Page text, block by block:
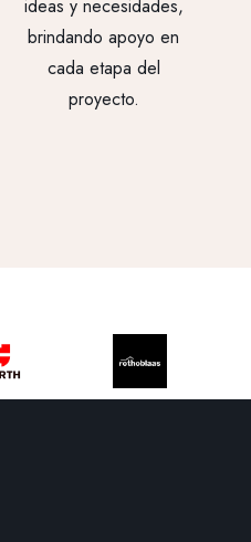
ideas y necesidades,
brindando apoyo en
cada etapa del
proyecto.